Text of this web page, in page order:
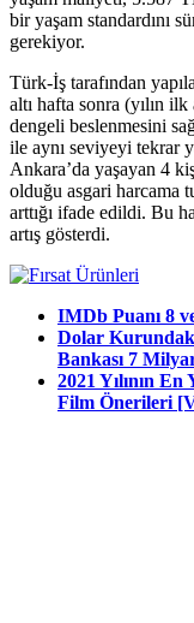
bir yaşam standardını
gerekiyor.
Türk-İş tarafından
altı hafta sonra (yılın
dengeli beslenmesini
ile aynı seviyeyi tekrar
Ankara’da yaşayan 4
olduğu asgari harcama
arttığı ifade edildi. Bu
artış gösterdi.
IMDb Puanı 8
Dolar
Bankası 7
2021 Yılının
Film Önerileri